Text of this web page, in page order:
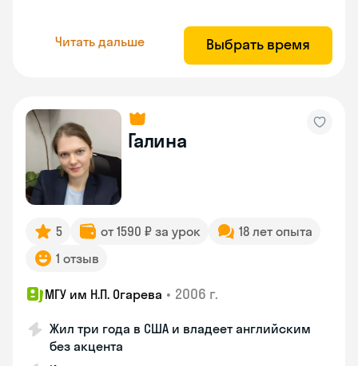
Читать дальше Выбрать время
Галина
5 от 1590 ₽ за урок
18 лет опыта
1 отзыв
МГУ им Н.П. Огарева • 2006 г.
Жил три года в США и владеет английским
без акцента